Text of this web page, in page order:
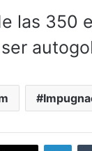
las 350